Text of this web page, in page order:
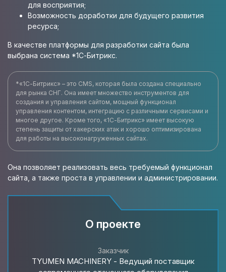
для восприятия;
Возможность доработки для будущего развития
ресурса;
В качестве платформы для разработки сайта была
выбрана система *1С-Битрикс.
*«1С-Битрикс» – это CMS, которая была создана специально
для рынка СНГ. Она имеет множество инструментов для
создания и управления сайтом, мощный функционал
управления контентом, интеграцию с различными сервисами и
многое другое. Кроме того, «1С-Битрикс» имеет высокую
степень защиты от хакерских атак и хорошо оптимизирована
для работы на высоконагруженных сайтах.
Она позволяет реализовать весь требуемый функционал
сайта, а также проста в управлении и администрировании.
О проекте
Заказчик
TYUMEN MACHINERY - Ведущий поставщик